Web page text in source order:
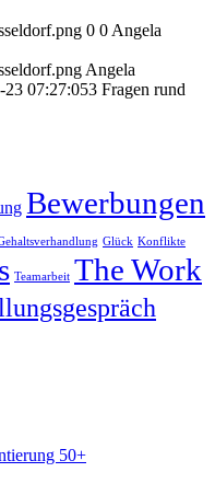
50+
0 0 Angela
Angela
23 07:27:053 Fragen rund
Bewerbungen
Glück Konflikte
Teamarbeit The Work